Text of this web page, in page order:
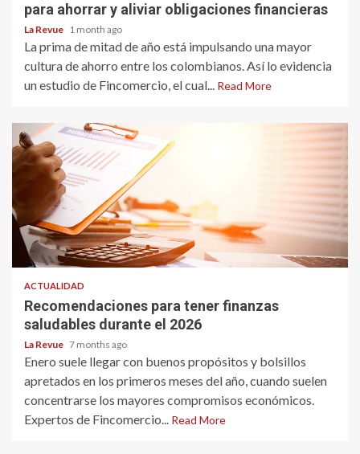
para ahorrar y aliviar obligaciones financieras
La Revue 1 month ago
La prima de mitad de año está impulsando una mayor
cultura de ahorro entre los colombianos. Así lo evidencia
un estudio de Fincomercio, el cual... Read More
ACTUALIDAD
Recomendaciones para tener finanzas
saludables durante el 2026
La Revue 7 months ago
Enero suele llegar con buenos propósitos y bolsillos
apretados en los primeros meses del año, cuando suelen
concentrarse los mayores compromisos económicos.
Expertos de Fincomercio... Read More